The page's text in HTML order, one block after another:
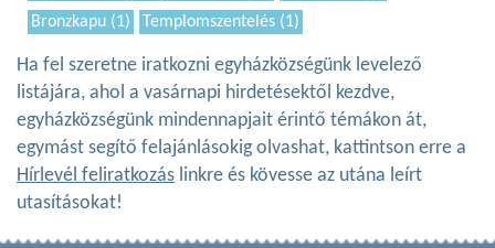
Bronzkapu (1)
Templomszentelés (1)
Ha fel szeretne iratkozni egyházközségünk levelező
listájára, ahol a vasárnapi hirdetésektől kezdve,
egyházközségünk mindennapjait érintő témákon át,
egymást segítő felajánlásokig olvashat, kattintson erre a
Hírlevél feliratkozás linkre és kövesse az utána leírt
utasításokat!